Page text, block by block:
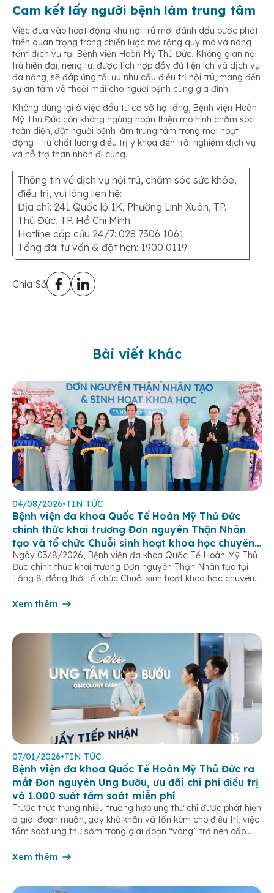
Cam kết lấy người bệnh làm trung tâm
Việc đưa vào hoạt động khu nội trú mới đánh dấu bước phát
triển quan trọng trong chiến lược mở rộng quy mô và nâng
tầm dịch vụ tại Bệnh viện Hoàn Mỹ Thủ Đức. Không gian nội
trú hiện đại, riêng tư, được tích hợp đầy đủ tiện ích và dịch vụ
đa năng, sẽ đáp ứng tối ưu nhu cầu điều trị nội trú, mang đến
sự an tâm và thoải mái cho người bệnh cùng gia đình.
Không dừng lại ở việc đầu tư cơ sở hạ tầng, Bệnh viện Hoàn
Mỹ Thủ Đức còn không ngừng hoàn thiện mô hình chăm sóc
toàn diện, đặt người bệnh làm trung tâm trong mọi hoạt
động – từ chất lượng điều trị y khoa đến trải nghiệm dịch vụ
và hỗ trợ thân nhân đi cùng.
Thông tin về dịch vụ nội trú, chăm sóc sức khỏe,
điều trị, vui lòng liên hệ:
Địa chỉ: 241 Quốc lộ 1K, Phường Linh Xuân, TP.
Thủ Đức, TP. Hồ Chí Minh
Hotline cấp cứu 24/7: 028 7306 1061
Tổng đài tư vấn & đặt hẹn: 1900 0119
Chia Sẻ
Bài viết khác
04/08/2026•TIN TỨC
Bệnh viện đa khoa Quốc Tế Hoàn Mỹ Thủ Đức
chính thức khai trương Đơn nguyên Thận Nhân
tạo và tổ chức Chuỗi sinh hoạt khoa học chuyên
đề
Ngày 03/8/2026, Bệnh viện đa khoa Quốc Tế Hoàn Mỹ Thủ
Đức chính thức khai trương Đơn nguyên Thận Nhân tạo tại
Tầng 8, đồng thời tổ chức Chuỗi sinh hoạt khoa học chuyên
bước tiến quan trọng trong chiến lược […]
Xem thêm
07/01/2026•TIN TỨC
Bệnh viện đa khoa Quốc Tế Hoàn Mỹ Thủ Đức ra
mắt Đơn nguyên Ung bướu, ưu đãi chi phí điều trị
và 1.000 suất tầm soát miễn phí
Trước thực trạng nhiều trường hợp ung thư chỉ được phát hiện
ở giai đoạn muộn, gây khó khăn và tốn kém cho điều trị, việc
tầm soát ung thư sớm trong giai đoạn “vàng” trở nên cấp
khu Đông TP.HCM, […]
Xem thêm